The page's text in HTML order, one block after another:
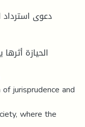
الحيازة
jurisprudence and
where the